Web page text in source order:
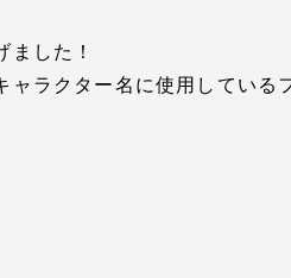
した！
ラクター名に使用してい